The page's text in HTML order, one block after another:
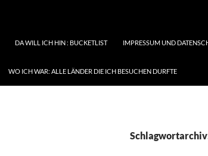
DA WILL ICH HIN : BUCKETLIST IMPRESSUM UND
WO ICH WAR: ALLE LÄNDER DIE ICH BESUCHEN DURFTE